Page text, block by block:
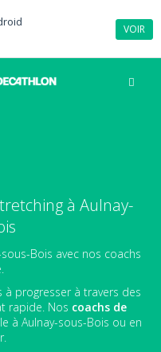
VOIR
à Aulnay-
Bois avec nos coachs
progresser à travers des
rapide. Nos coachs de
à Aulnay-sous-Bois ou en